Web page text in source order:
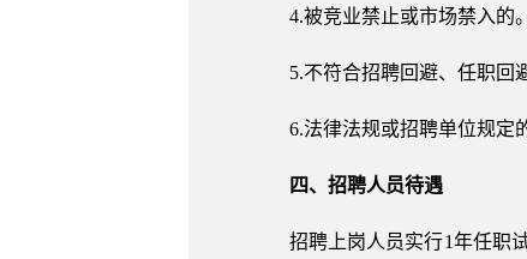
4.被竞业禁止或市场禁入的。
5.不符合招聘回避、任职回
6.法律法规或招聘单位规定
四、招聘人员待遇
招聘上岗人员实行1年任职